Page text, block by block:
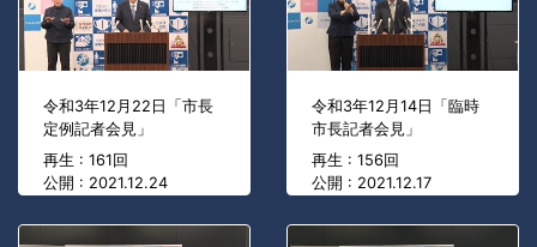
令和3年12月22日「市長
定例記者会見」
再生 : 161回
公開 : 2021.12.24
令和3年12月14日「臨時
市長記者会見」
再生 : 156回
公開 : 2021.12.17